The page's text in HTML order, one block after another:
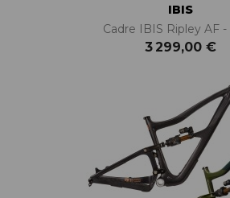
IBIS
Cadre IBIS Ripley AF -
3 299,00 €